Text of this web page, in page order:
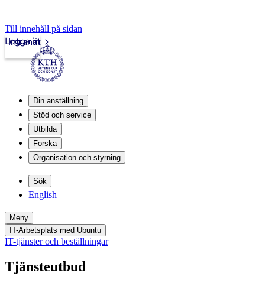
Till innehåll på sidan
Intranät
Logga in
Din anställning
Stöd och service
Utbilda
Forska
Organisation och styrning
Sök
English
Meny
IT-Arbetsplats med Ubuntu
IT-tjänster och beställningar
Tjänsteutbud